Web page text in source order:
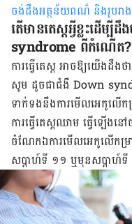
ចង់ដឹងអត្ថន័យពណ៌ និងរូបរា
តើ​មាន​តេស្ត​អ្វី​ខ្លះ​ដើម្
syndrome ពី​កំណើត?
ការ​ធ្វើ​តេស្ត​ អាច​ឱ្យ​យើង​ដឹង​ថា​
សូម ដូចជា​ជំងឺ​ Down
ទាក់ទង​នឹង​ការ​មើលអេកូលើក
ការ​ធ្វើ​តេស្ត​ឈាម​ ធ្វើ​ឡើង​
ចំណែក​ឯ​ការមើលអេកូលើកម្រ
សប្តាហ៍​ទី ១១ ឬ​មុន​សប្តាហ៍​